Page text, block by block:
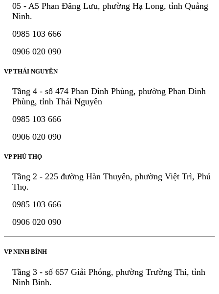
05 - A5 Phan Đăng Lưu, phường Hạ Long, tỉnh Quảng
Ninh.
0985 103 666
0906 020 090
VP THÁI NGUYÊN
Tầng 4 - số 474 Phan Đình Phùng, phường Phan Đình
Phùng, tỉnh Thái Nguyên
0985 103 666
0906 020 090
VP PHÚ THỌ
Tầng 2 - 225 đường Hàn Thuyên, phường Việt Trì, Phú
Thọ.
0985 103 666
0906 020 090
VP NINH BÌNH
Tầng 3 - số 657 Giải Phóng, phường Trường Thi, tỉnh
Ninh Bình.